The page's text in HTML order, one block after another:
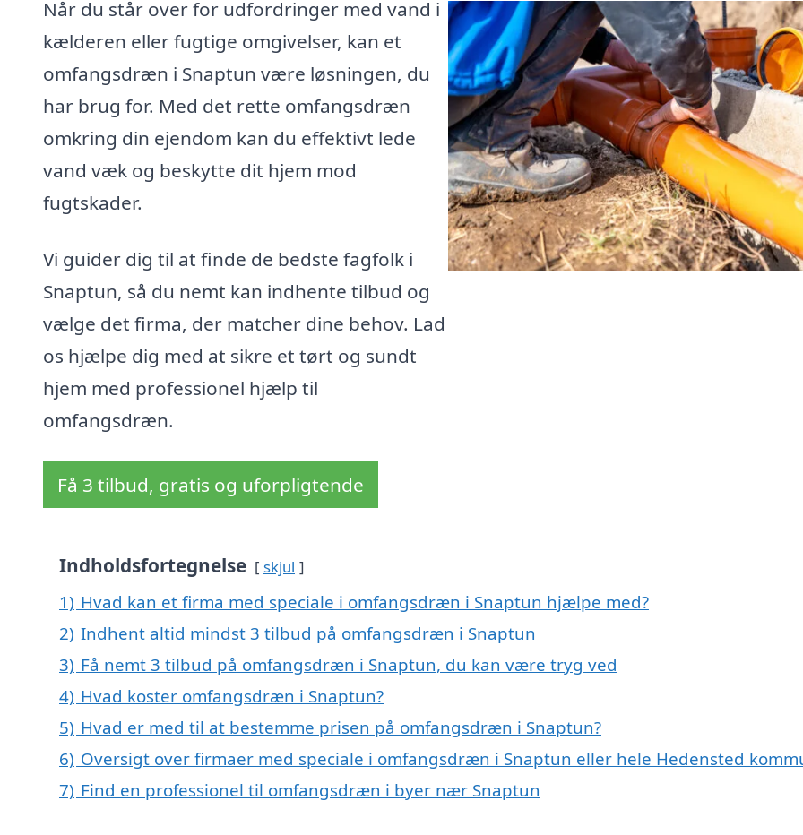
Når du står over for udfordringer med vand i
kælderen eller fugtige omgivelser, kan et
omfangsdræn i Snaptun være løsningen, du
har brug for. Med det rette omfangsdræn
omkring din ejendom kan du effektivt lede
vand væk og beskytte dit hjem mod
fugtskader.
Vi guider dig til at finde de bedste fagfolk i
Snaptun, så du nemt kan indhente tilbud og
vælge det firma, der matcher dine behov. Lad
os hjælpe dig med at sikre et tørt og sundt
hjem med professionel hjælp til
omfangsdræn.
Få 3 tilbud, gratis og uforpligtende
Indholdsfortegnelse skjul
1) Hvad kan et firma med speciale i omfangsdræn i Snaptun hjælpe med?
2) Indhent altid mindst 3 tilbud på omfangsdræn i Snaptun
3) Få nemt 3 tilbud på omfangsdræn i Snaptun, du kan være tryg ved
4) Hvad koster omfangsdræn i Snaptun?
5) Hvad er med til at bestemme prisen på omfangsdræn i Snaptun?
6) Oversigt over firmaer med speciale i omfangsdræn i Snaptun eller hele Hedensted
7) Find en professionel til omfangsdræn i byer nær Snaptun